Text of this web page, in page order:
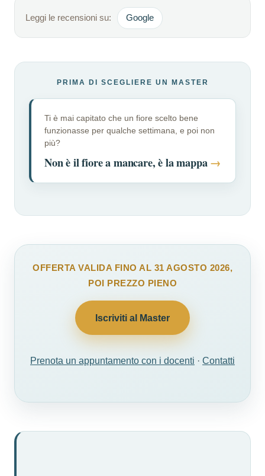
Leggi le recensioni su: Google
PRIMA DI SCEGLIERE UN MASTER
Ti è mai capitato che un fiore scelto bene
funzionasse per qualche settimana, e poi non
più?
Non è il fiore a mancare, è la mappa→
OFFERTA VALIDA FINO AL 31 AGOSTO 2026,
POI PREZZO PIENO
Iscriviti al Master
Prenota un appuntamento con i docenti · Contatti